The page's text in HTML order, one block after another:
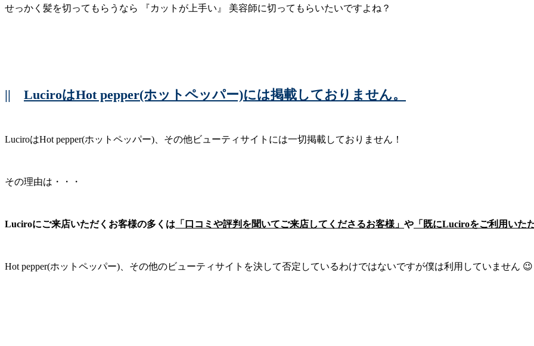
せっかく髪を切ってもらうなら 『カットが上手い』 美容師に切ってもらいたいですよね？
|| LuciroはHot pepper(ホットペッパー)には掲載しておりません。
LuciroはHot pepper(ホットペッパー)、その他ビューティサイトには一切掲載しておりません！
その理由は・・・
Luciroにご来店いただくお客様の多くは 「口コミや評判を聞いてご来店してくださるお客様」 や 「既にLuciroをご利用いた
Hot pepper(ホットペッパー)、その他のビューティサイトを決して否定しているわけではないですが僕は利用していません 😉